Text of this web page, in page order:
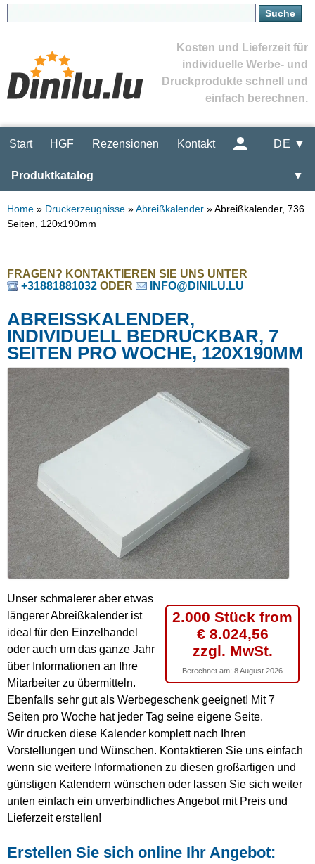
Kosten und Lieferzeit für
individuelle Werbe- und
Druckprodukte schnell und
einfach berechnen.
Start HGF Rezensionen Kontakt DE ▼
Produktkatalog ▼
Home » Druckerzeugnisse »Abreißkalender »Abreißkalender, 736
Seiten, 120x190mm
FRAGEN? KONTAKTIEREN SIE UNS UNTER
+31881881032 ODER INFO@DINILU.LU
ABREISSKALENDER, I
NDIVIDUELL BEDRUCKBAR, 7 S
EITEN PRO WOCHE, 120X190MM
2.000 Stück from
€ 8.024,56
zzgl. MwSt.
Berechnet am: 8 August 2026
Unser schmalerer aber etwas
längerer Abreißkalender ist
ideal für den Einzelhandel
oder auch um das ganze Jahr
über Informationen an Ihre
Mitarbeiter zu übermitteln.
Ebenfalls sehr gut als Werbegeschenk geeignet! Mit 7
Seiten pro Woche hat jeder Tag seine eigene Seite.
Wir drucken diese Kalender komplett nach Ihren
Vorstellungen und Wünschen. Kontaktieren Sie uns einfach
wenn sie weitere Informationen zu diesen großartigen und
günstigen Kalendern wünschen oder lassen Sie sich weiter
unten einfach ein unverbindliches Angebot mit Preis und
Lieferzeit erstellen!
Erstellen Sie sich online Ihr Angebot: